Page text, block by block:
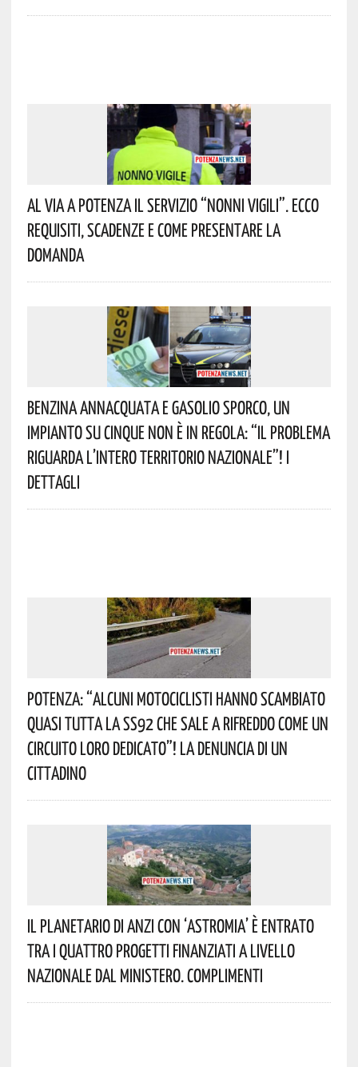
Al Via A Potenza Il Servizio “Nonni Vigili”. Ecco
Requisiti, Scadenze E Come Presentare La
Domanda
Benzina Annacquata E Gasolio Sporco, Un
Impianto Su Cinque Non È In Regola: “il Problema
Riguarda L’intero Territorio Nazionale”! I
Dettagli
Potenza: “alcuni Motociclisti Hanno Scambiato
Quasi Tutta La SS92 Che Sale A Rifreddo Come Un
Circuito Loro Dedicato”! La Denuncia Di Un
Cittadino
Il Planetario Di Anzi Con ‘Astromia’ È Entrato
Tra I Quattro Progetti Finanziati A Livello
Nazionale Dal Ministero. Complimenti